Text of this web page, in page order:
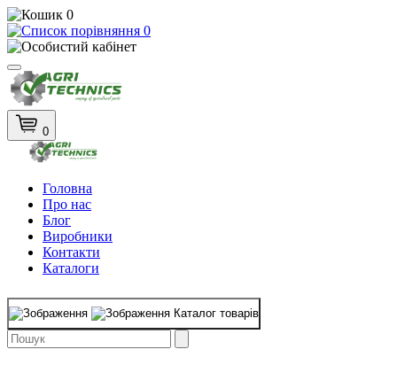
0
0
0
Головна
Про нас
Блог
Виробники
Контакти
Каталоги
Каталог товарів